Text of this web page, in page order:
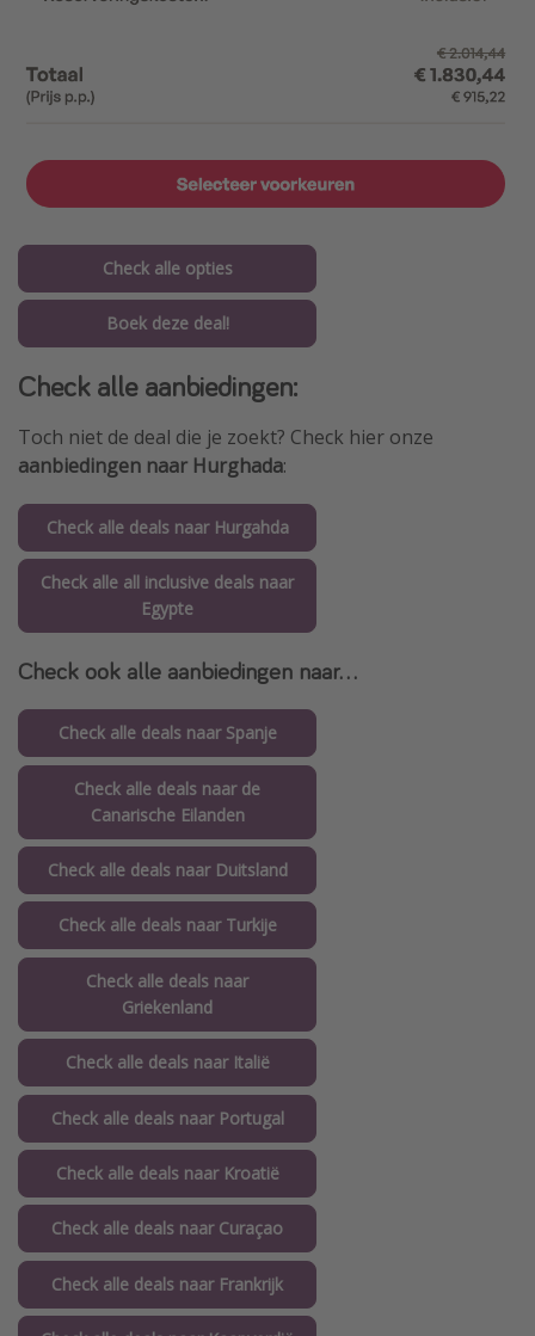
Check alle opties
Boek deze deal!
Check alle aanbiedingen:
Toch niet de deal die je zoekt? Check hier onze
aanbiedingen naar Hurghada:
Check alle deals naar Hurgahda
Check alle all inclusive deals naar
Egypte
Check ook alle aanbiedingen naar...
Check alle deals naar Spanje
Check alle deals naar de
Canarische Eilanden
Check alle deals naar Duitsland
Check alle deals naar Turkije
Check alle deals naar
Griekenland
Check alle deals naar Italië
Check alle deals naar Portugal
Check alle deals naar Kroatië
Check alle deals naar Curaçao
Check alle deals naar Frankrijk